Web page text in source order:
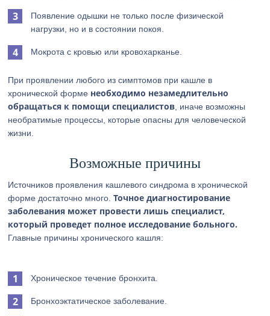
Появление одышки не только после физической
нагрузки, но и в состоянии покоя.
Мокрота с кровью или кровохарканье.
При проявлении любого из симптомов при кашле в
хронической форме необходимо незамедлительно
обращаться к помощи специалистов , иначе возможны
необратимые процессы, которые опасны для человеческой
жизни.
Возможные причины
Источников проявления кашлевого синдрома в хронической
форме достаточно много.Точное диагностирование
заболевания может провести лишь специалист,
который проведет полное исследование больного.
Главные причины хронического кашля:
Хроническое течение бронхита.
Бронхоэктатическое заболевание.